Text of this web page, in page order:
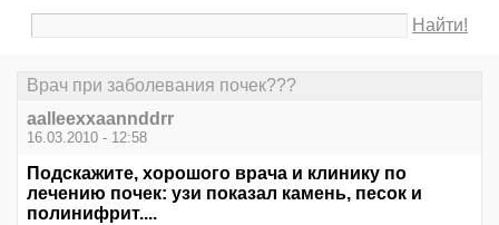
Найти!
Врач при заболевания почек???
aalleexxaannddrr
16.03.2010 - 12:58
Подскажите, хорошого врача и клинику по
лечению почек: узи показал камень, песок и
полинифрит....